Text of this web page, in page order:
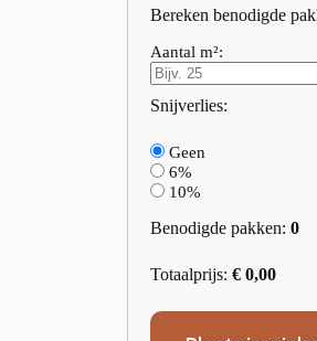
Bereken benodigde
Aantal m²:
Snijverlies:
Geen
6%
10%
Benodigde pakken:0
Totaalprijs:€0,00